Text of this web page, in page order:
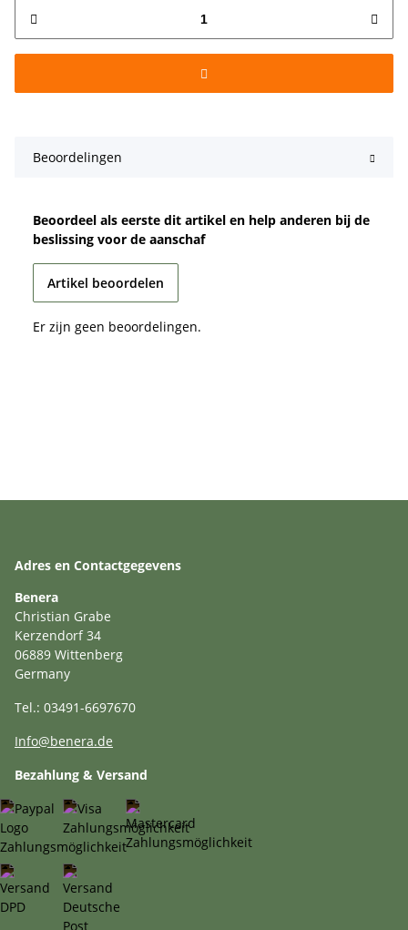
Beoordelingen
Beoordeel als eerste dit artikel en help anderen bij de
beslissing voor de aanschaf
Artikel beoordelen
Er zijn geen beoordelingen.
Adres en Contactgegevens
Benera
Christian Grabe
Kerzendorf 34
06889 Wittenberg
Germany
Tel.: 03491-6697670
Info@benera.de
Bezahlung & Versand